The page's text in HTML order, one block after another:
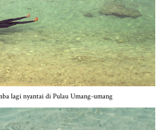
lagi nyantai di Pulau Umang-umang